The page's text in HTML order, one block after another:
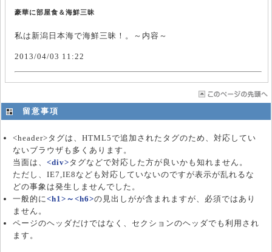
豪華に部屋食＆海鮮三昧
私は新潟日本海で海鮮三昧！。～内容～
2013/04/03 11:22
留意事項
<header>タグは、HTML5で追加されたタグのため、対応してい
ないブラウザも多くあります。
当面は、<div>タグなどで対応した方が良いかも知れません。
ただし、IE7,IE8なども対応していないのですが表示が乱れるな
どの事象は発生しませんでした。
一般的に<h1>～<h6>の見出しがが含まれますが、必須ではあり
ません。
ページのヘッダだけではなく、セクションのヘッダでも利用され
ます。